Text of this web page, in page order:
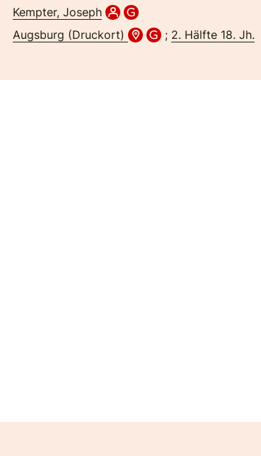
Kempter, Joseph
Augsburg (Druckort) ; 2. Hälfte 18. Jh.